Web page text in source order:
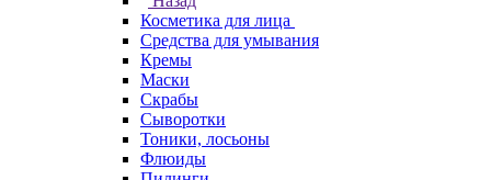
Косметика для лица
Средства для умывания
Кремы
Маски
Скрабы
Сыворотки
Тоники, лосьоны
Флюиды